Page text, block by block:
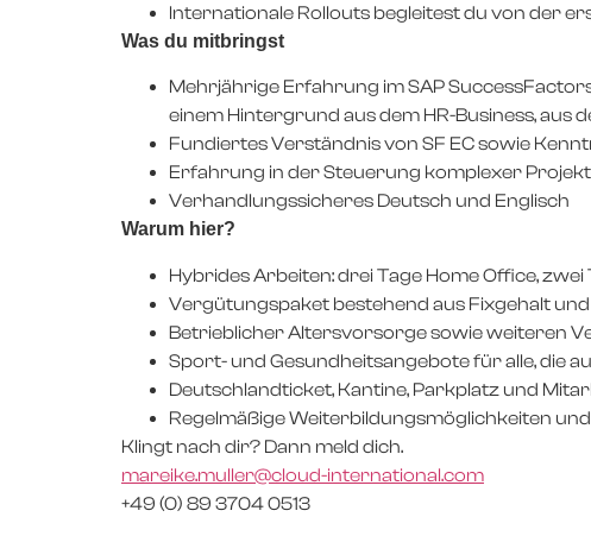
Internationale Rollouts begleitest du von der
Was du mitbringst
Mehrjährige Erfahrung im SAP
einem Hintergrund aus dem HR-Business, aus
Fundiertes Verständnis von SF EC sowie
Erfahrung in der Steuerung komplexer
Verhandlungssicheres Deutsch und Englisch
Warum hier?
Hybrides Arbeiten: drei Tage Home Office,
Vergütungspaket bestehend aus Fixgehalt
Betrieblicher Altersvorsorge sowie weiteren
Sport- und Gesundheitsangebote für alle, die
Deutschlandticket, Kantine, Parkplatz und
Regelmäßige Weiterbildungsmöglichkeiten
Klingt nach dir? Dann meld dich.
mareike.muller@cloud-international.com
+49 (0) 89 3704 0513